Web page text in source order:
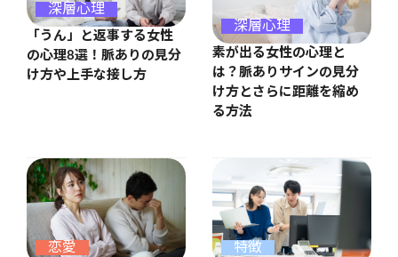
深層心理
「うん」と返事する女性
の心理8選！脈ありの見分
け方や上手な接し方
深層心理
素が出る女性の心理と
は？脈ありサインの見分
け方とさらに距離を縮め
る方法
恋愛 特徴